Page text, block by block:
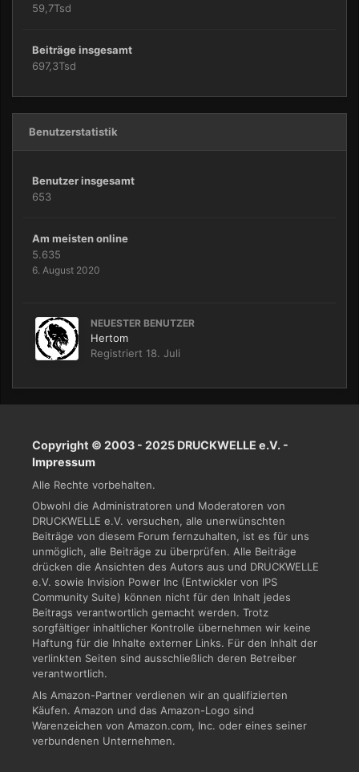
59,7Tsd
Beiträge insgesamt
697,3Tsd
Benutzerstatistik
Benutzer insgesamt
653
Am meisten online
5.635
6. August 2020
NEUESTER BENUTZER
Hertom
Registriert 18. Juli
Copyright © 2003 - 2025 DRUCKWELLE e.V. -
Impressum
Alle Rechte vorbehalten.
Obwohl die Administratoren und Moderatoren von
DRUCKWELLE e.V. versuchen, alle unerwünschten
Beiträge von diesem Forum fernzuhalten, ist es für uns
unmöglich, alle Beiträge zu überprüfen. Alle Beiträge
drücken die Ansichten des Autors aus und DRUCKWELLE
e.V. sowie Invision Power Inc (Entwickler von IPS
Community Suite) können nicht für den Inhalt jedes
Beitrags verantwortlich gemacht werden. Trotz
sorgfältiger inhaltlicher Kontrolle übernehmen wir keine
Haftung für die Inhalte externer Links. Für den Inhalt der
verlinkten Seiten sind ausschließlich deren Betreiber
verantwortlich.
Als Amazon-Partner verdienen wir an qualifizierten
Käufen. Amazon und das Amazon-Logo sind
Warenzeichen von Amazon.com, Inc. oder eines seiner
verbundenen Unternehmen.